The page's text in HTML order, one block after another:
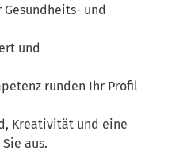
und
und
runden Ihr Profil
Kreativität und eine
aus.